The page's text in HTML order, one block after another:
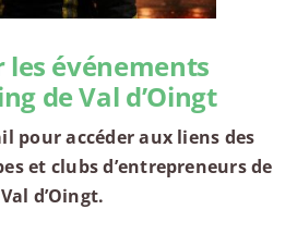
les événements
de Val d’Oingt
pour accéder aux liens des
et clubs d’entrepreneurs de
Val d’Oingt.